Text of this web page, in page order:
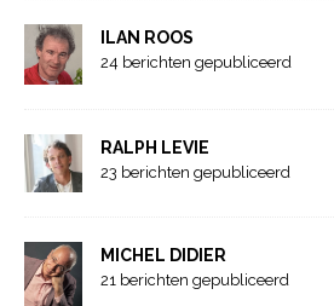
ILAN ROOS
24 berichten gepubliceerd
RALPH LEVIE
23 berichten gepubliceerd
MICHEL DIDIER
21 berichten gepubliceerd